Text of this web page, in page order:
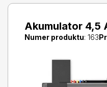
Akumulator 4,5
Numer produktu: 163